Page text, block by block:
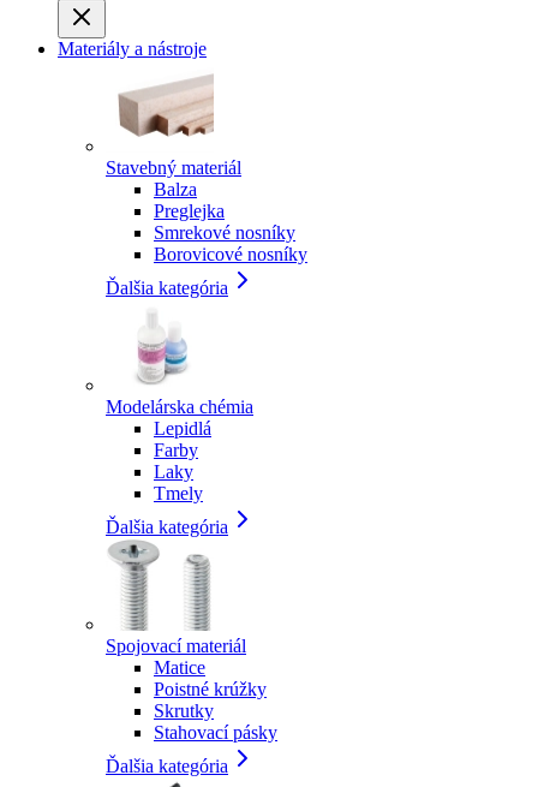
Materiály a nástroje
Stavebný materiál
Balza
Preglejka
Smrekové nosníky
Borovicové nosníky
Ďalšia kategória
Modelárska chémia
Lepidlá
Farby
Laky
Tmely
Ďalšia kategória
Spojovací materiál
Matice
Poistné krúžky
Skrutky
Stahovací pásky
Ďalšia kategória